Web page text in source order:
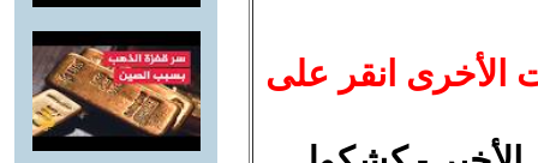
الأخرى انقر على